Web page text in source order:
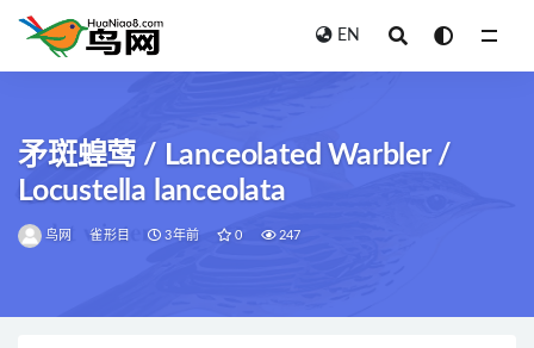
EN
矛斑蝗莺 / Lanceolated Warbler /
Locustella lanceolata
鸟网 雀形目 3年前 0 247